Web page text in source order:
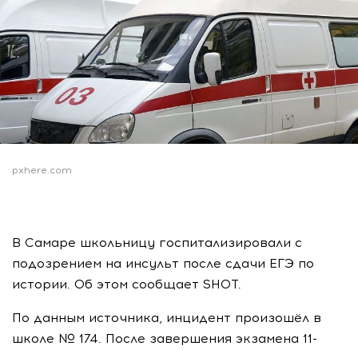
pxhere.com
В Самаре школьницу госпитализировали с
подозрением на инсульт после сдачи ЕГЭ по
истории. Об этом сообщает SHOT.
По данным источника, инцидент произошёл в
школе № 174. После завершения экзамена 11-